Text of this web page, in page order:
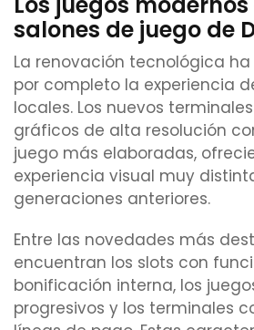
salones de juego de
La renovación tecnológica
por completo la experiencia
locales. Los nuevos
gráficos de alta resolución
juego más elaboradas,
experiencia visual muy
generaciones anteriores.
Entre las novedades más
encuentran los slots con
bonificación interna, los
progresivos y los terminales